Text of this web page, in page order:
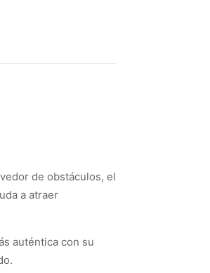
de obstáculos, el
a atraer
auténtica con su